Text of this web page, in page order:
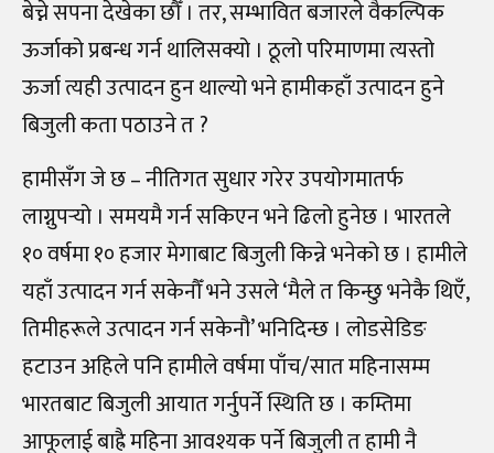
बेच्ने सपना देखेका छौँ । तर, सम्भावित बजारले वैकल्पिक
ऊर्जाको प्रबन्ध गर्न थालिसक्यो । ठूलो परिमाणमा त्यस्तो
ऊर्जा त्यही उत्पादन हुन थाल्यो भने हामीकहाँ उत्पादन हुने
बिजुली कता पठाउने त ?
हामीसँग जे छ – नीतिगत सुधार गरेर उपयोगमातर्फ
लाग्नुपर्‍यो । समयमै गर्न सकिएन भने ढिलो हुनेछ । भारतले
१० वर्षमा १० हजार मेगाबाट बिजुली किन्ने भनेको छ । हामीले
यहाँ उत्पादन गर्न सकेनौँ भने उसले ‘मैले त किन्छु भनेकै थिएँ,
तिमीहरूले उत्पादन गर्न सकेनौ’ भनिदिन्छ । लोडसेडिङ
हटाउन अहिले पनि हामीले वर्षमा पाँच/सात महिनासम्म
भारतबाट बिजुली आयात गर्नुपर्ने स्थिति छ । कम्तिमा
आफूलाई बाह्रै महिना आवश्यक पर्ने बिजुली त हामी नै